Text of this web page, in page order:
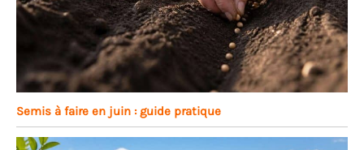
Semis à faire en juin : guide pratique